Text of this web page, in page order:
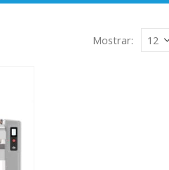
Mostrar: